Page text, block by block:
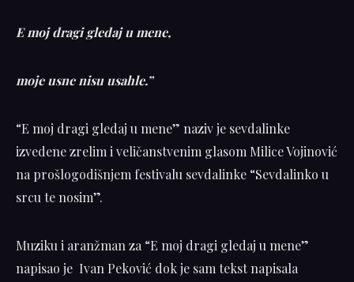
E moj dragi gledaj u mene,
moje usne nisu usahle.”
“E moj dragi gledaj u mene” naziv je sevdalinke
izvedene zrelim i veličanstvenim glasom Milice Vojinović
na prošlogodišnjem festivalu sevdalinke “Sevdalinko u
srcu te nosim”.
Muziku i aranžman za “E moj dragi gledaj u mene”
napisao je Ivan Peković dok je sam tekst napisala